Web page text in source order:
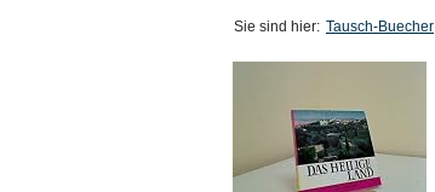
Sie sind hier: Tausch-Buecher